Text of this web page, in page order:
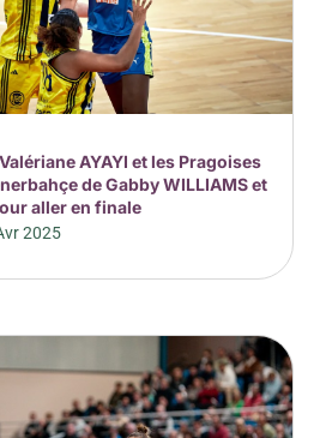
AYAYI et les Pragoises
de Gabby WILLIAMS et
aller en finale
2025